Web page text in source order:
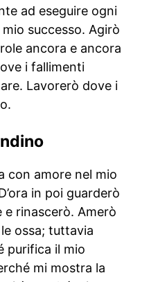
ad eseguire ogni
successo. Agirò
ancora e ancora
i fallimenti
Lavorerò dove i
con amore nel mio
in poi guarderò
rinascerò. Amerò
ossa; tuttavia
purifica il mio
mi mostra la